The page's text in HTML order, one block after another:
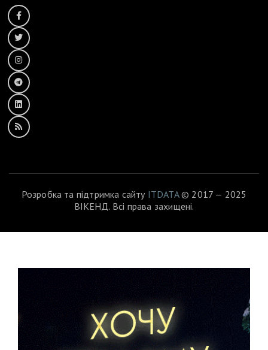
Розробка та підтримка сайту ITDATA© 2017 — 2025
ВІКЕНД. Всі права захищені.